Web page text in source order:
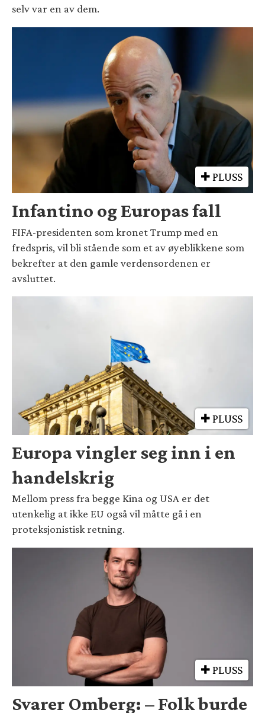
selv var en av dem.
PLUSS
Infantino og Europas fall
FIFA-presidenten som kronet Trump med en
fredspris, vil bli stående som et av øyeblikkene som
bekrefter at den gamle verdensordenen er
avsluttet.
PLUSS
Europa vingler seg inn i en
handelskrig
Mellom press fra begge Kina og USA er det
utenkelig at ikke EU også vil måtte gå i en
proteksjonistisk retning.
PLUSS
Svarer Omberg: – Folk burde